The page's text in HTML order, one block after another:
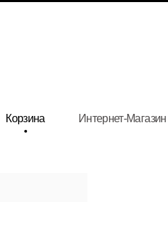
Корзина Интернет-Магазин